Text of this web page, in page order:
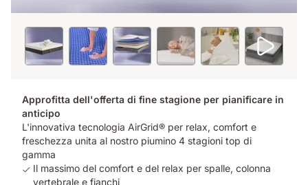
Approfitta dell'offerta di fine stagione per pianificare in
anticipo
L'innovativa tecnologia AirGrid® per relax, comfort e
freschezza unita al nostro piumino 4 stagioni top di
gamma
Il massimo del comfort e del relax per spalle, colonna
vertebrale e fianchi